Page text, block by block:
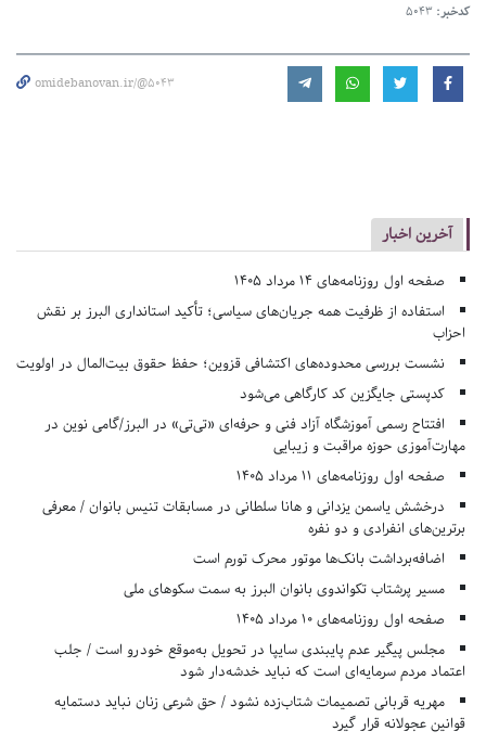
کدخبر: 5043
omidebanovan.ir/@5043
آخرین اخبار
صفحه اول روزنامه‌های 14 مرداد 1405
استفاده از ظرفیت همه جریان‌های سیاسی؛ تأکید استانداری البرز بر نقش
احزاب
نشست بررسی محدوده‌های اکتشافی قزوین؛ حفظ حقوق بیت‌المال در اولویت
کدپستی جایگزین کد کارگاهی می‌شود
افتتاح رسمی آموزشگاه آزاد فنی و حرفه‌ای «تی‌تی» در البرز/گامی نوین در
مهارت‌آموزی حوزه مراقبت و زیبایی
صفحه اول روزنامه‌های 11 مرداد 1405
درخشش یاسمن یزدانی و هانا سلطانی در مسابقات تنیس بانوان / معرفی
برترین‌های انفرادی و دو نفره
اضافه‌برداشت بانک‌ها موتور محرک تورم است
مسیر پرشتاب تکواندوی بانوان البرز به سمت سکوهای ملی
صفحه اول روزنامه‌های 10 مرداد 1405
مجلس پیگیر عدم پایبندی سایپا در تحویل به‌موقع خودرو است / جلب
اعتماد مردم سرمایه‌ای است که نباید خدشه‌دار شود
مهریه قربانی تصمیمات شتاب‌زده نشود / حق شرعی زنان نباید دستمایه
قوانین عجولانه قرار گیرد